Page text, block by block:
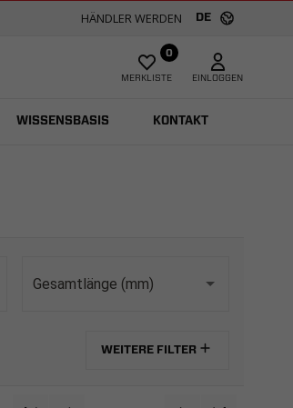
HÄNDLER WERDEN DE
0
MERKLISTE EINLOGGEN
WISSENSBASIS KONTAKT
Gesamtlänge (mm)
WEITERE FILTER